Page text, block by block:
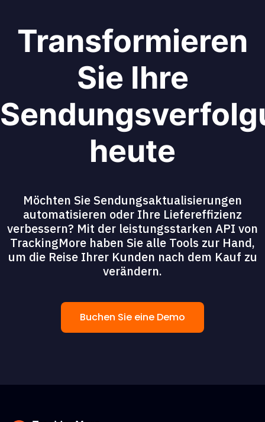
Transformieren
Sie Ihre
heute
Möchten Sie Sendungsaktualisierungen
automatisieren oder Ihre Liefereffizienz
verbessern? Mit der leistungsstarken API von
TrackingMore haben Sie alle Tools zur Hand,
um die Reise Ihrer Kunden nach dem Kauf zu
verändern.
Buchen Sie eine Demo